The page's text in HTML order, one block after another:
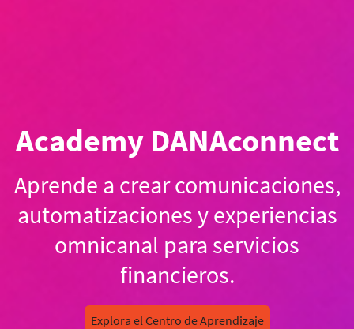
Academy DANAconnect
Aprende a crear comunicaciones,
automatizaciones y experiencias
omnicanal para servicios
financieros.
Explora el Centro de Aprendizaje